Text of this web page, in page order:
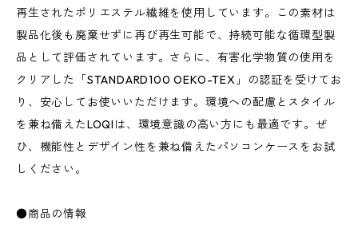
再生されたポリエステル繊維を使用しています。この素材は
製品化後も廃棄せずに再び再生可能で、持続可能な循環型製
品として評価されています。さらに、有害化学物質の使用を
クリアした「STANDARD100 OEKO-TEX」の認証を受けてお
り、安心してお使いいただけます。環境への配慮とスタイル
を兼ね備えたLOQIは、環境意識の高い方にも最適です。ぜ
ひ、機能性とデザイン性を兼ね備えたパソコンケースをお試
しください。
●商品の情報